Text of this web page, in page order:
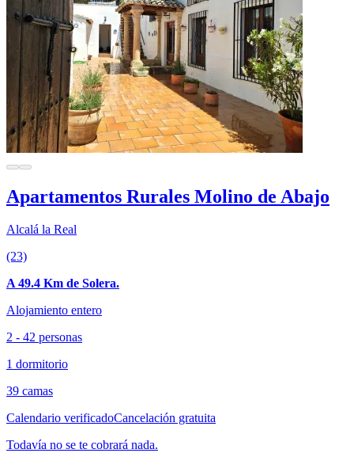
Apartamentos Rurales Molino de Abajo
Alcalá la Real
(23)
A 49.4 Km de Solera.
Alojamiento entero
2 - 42 personas
1 dormitorio
39 camas
Calendario verificadoCancelación gratuita
Todavía no se te cobrará nada.